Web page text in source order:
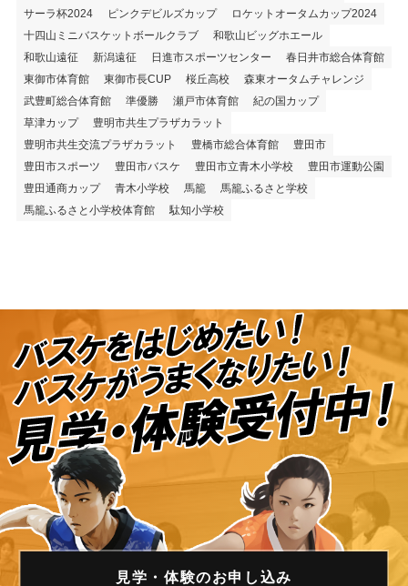
サーラ杯2024
ピンクデビルズカップ
ロケットオータムカップ2024
十四山ミニバスケットボールクラブ
和歌山ビッグホエール
和歌山遠征
新潟遠征 日進市スポーツセンター
春日井市総合体育館
東御市体育館
東御市長CUP 桜丘高校
森東オータムチャレンジ
武豊町総合体育館
準優勝 瀬戸市体育館
紀の国カップ
草津カップ
豊明市共生プラザカラット
豊明市共生交流プラザカラット
豊橋市総合体育館
豊田市
豊田市スポーツ
豊田市バスケ 豊田市立青木小学校
豊田市運動公園
豊田通商カップ
青木小学校 馬籠
馬籠ふるさと学校
馬籠ふるさと小学校体育館
駄知小学校
見学・体験のお申し込み